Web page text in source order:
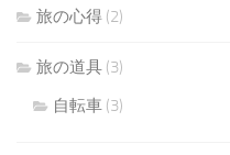
旅の心得 (2)
旅の道具 (3)
自転車 (3)